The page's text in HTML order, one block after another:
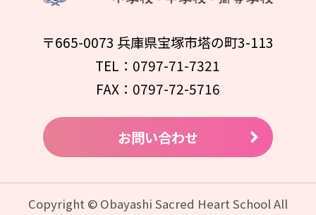
〒665-0073 兵庫県宝塚市塔の町3-113
TEL：0797-71-7321
FAX：0797-72-5716
お問い合わせ
Copyright © Obayashi Sacred Heart School All